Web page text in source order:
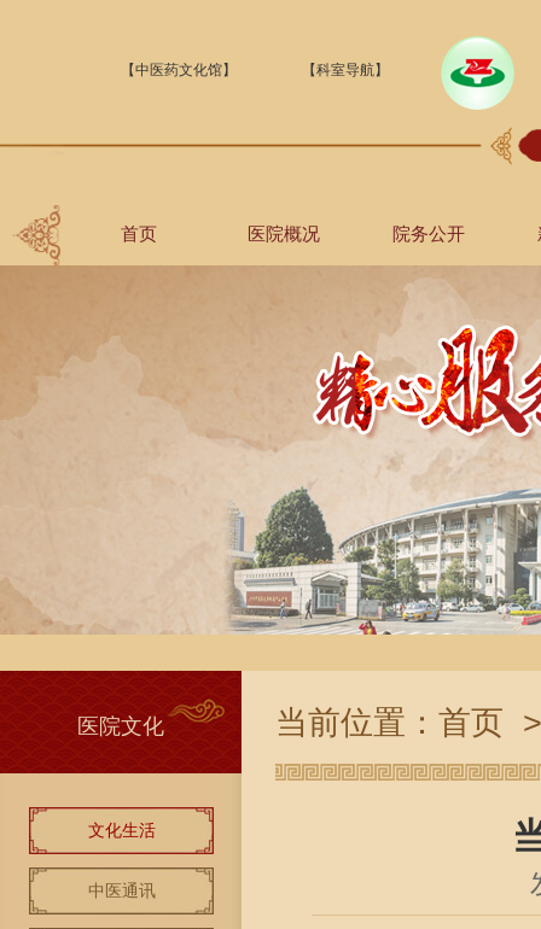
【中医药文化馆】 【科室导航】
首页 医院概况 院务公开
医院文化
文化生活
中医通讯
当前位置： 首页